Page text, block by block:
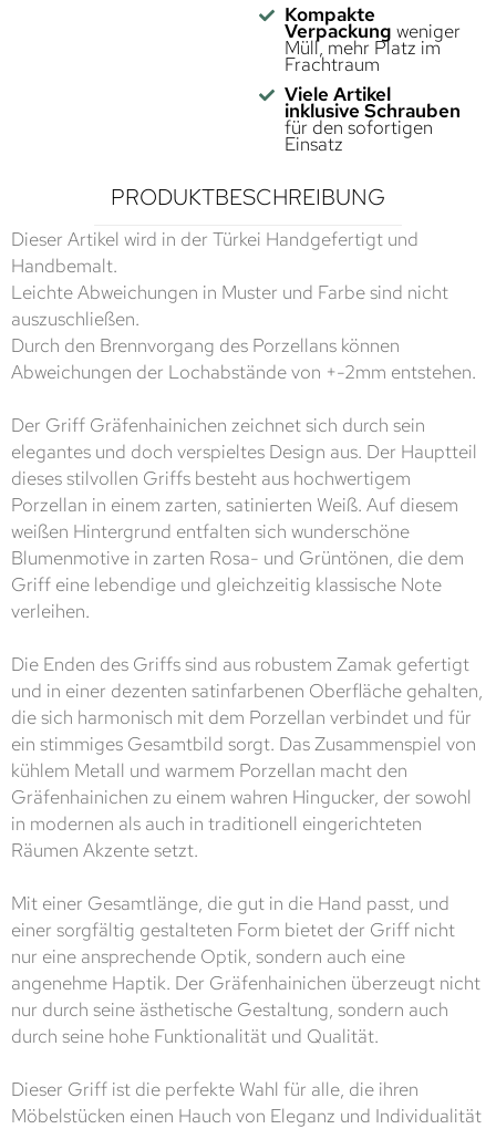
Kompakte
Verpackung weniger
Müll, mehr Platz im
Frachtraum
Viele Artikel
inklusive Schrauben
für den sofortigen
Einsatz
PRODUKTBESCHREIBUNG
Dieser Artikel wird in der Türkei Handgefertigt und
Handbemalt.
Leichte Abweichungen in Muster und Farbe sind nicht
auszuschließen.
Durch den Brennvorgang des Porzellans können
Abweichungen der Lochabstände von +-2mm entstehen.
Der Griff Gräfenhainichen zeichnet sich durch sein
elegantes und doch verspieltes Design aus. Der Hauptteil
dieses stilvollen Griffs besteht aus hochwertigem
Porzellan in einem zarten, satinierten Weiß. Auf diesem
weißen Hintergrund entfalten sich wunderschöne
Blumenmotive in zarten Rosa- und Grüntönen, die dem
Griff eine lebendige und gleichzeitig klassische Note
verleihen.
Die Enden des Griffs sind aus robustem Zamak gefertigt
und in einer dezenten satinfarbenen Oberfläche gehalten,
die sich harmonisch mit dem Porzellan verbindet und für
ein stimmiges Gesamtbild sorgt. Das Zusammenspiel von
kühlem Metall und warmem Porzellan macht den
Gräfenhainichen zu einem wahren Hingucker, der sowohl
in modernen als auch in traditionell eingerichteten
Räumen Akzente setzt.
Mit einer Gesamtlänge, die gut in die Hand passt, und
einer sorgfältig gestalteten Form bietet der Griff nicht
nur eine ansprechende Optik, sondern auch eine
angenehme Haptik. Der Gräfenhainichen überzeugt nicht
nur durch seine ästhetische Gestaltung, sondern auch
durch seine hohe Funktionalität und Qualität.
Dieser Griff ist die perfekte Wahl für alle, die ihren
Möbelstücken einen Hauch von Eleganz und Individualität